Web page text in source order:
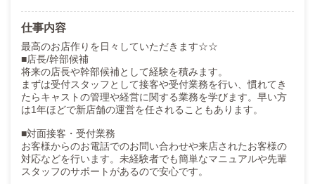
【主な業務】
・求人媒体の運用管理
・応募数／面接数／入店数の分析
・採用単価の管理
・原稿改善／画像改善
・媒体担当との打ち合わせ
「応募を増やす」だけでなく
「質の高い採用」を作るのがミッションです。
━━━━━━━━━━
■ 広報課
仕事内容
最高のお店作りを日々していただきます☆☆
■店長/幹部候補
将来の店長や幹部候補として経験を積みます。
まずは受付スタッフとして接客や受付業務を行い、慣れてき
たらキャストの管理や経営に関する業務を学びます。早い方
は1年ほどで新店舗の運営を任されることもあります。
■対面接客・受付業務
お客様からのお電話でのお問い合わせや来店されたお客様の
対応などを行います。未経験者でも簡単なマニュアルや先輩
スタッフのサポートがあるので安心です。